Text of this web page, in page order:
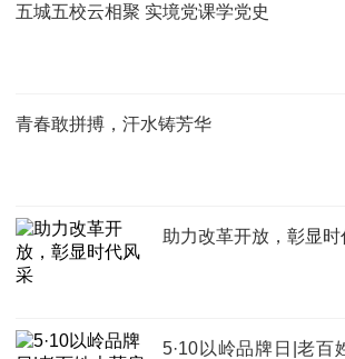
五城五校云相聚 实境党课学党史
青春敢拼搏，汗水铸芳华
助力改革开放，彰显
5·10以岭品牌日|老百